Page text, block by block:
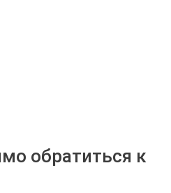
обратиться к